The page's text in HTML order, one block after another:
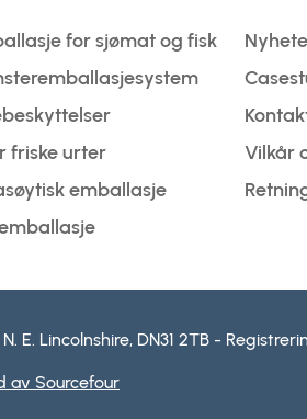
for sjømat og fisk
friske urter
emballasje
Vilkår
E. Lincolnshire, DN31 2TB -
av Sourcefour